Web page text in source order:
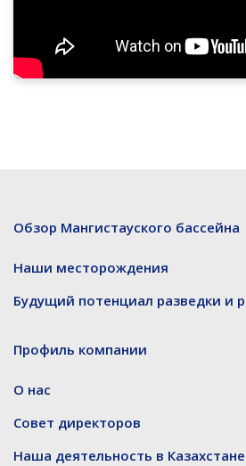
Обзор Мангистауского бассейна
Наши месторождения
Будущий потенциал разведки и
Профиль компании
О нас
Совет директоров
Наша деятельность в Казахстане